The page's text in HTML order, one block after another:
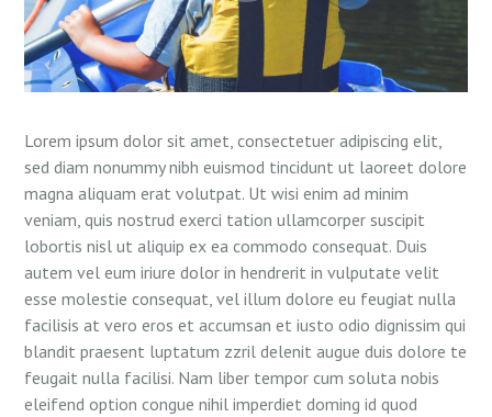
Lorem ipsum dolor sit amet, consectetuer adipiscing elit,
sed diam nonummy nibh euismod tincidunt ut laoreet dolore
magna aliquam erat volutpat. Ut wisi enim ad minim
veniam, quis nostrud exerci tation ullamcorper suscipit
lobortis nisl ut aliquip ex ea commodo consequat. Duis
autem vel eum iriure dolor in hendrerit in vulputate velit
esse molestie consequat, vel illum dolore eu feugiat nulla
facilisis at vero eros et accumsan et iusto odio dignissim qui
blandit praesent luptatum zzril delenit augue duis dolore te
feugait nulla facilisi. Nam liber tempor cum soluta nobis
eleifend option congue nihil imperdiet doming id quod